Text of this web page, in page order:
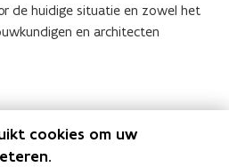
de huidige situatie en zowel het
en architecten
Deal
Omgeving
cookies om uw